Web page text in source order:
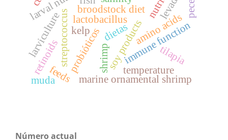
soy products
shrimp
amino acids
immune function
broodstock diet
marine ornamental shrimp
probióticos tilapia
streptococcus lactobacillus
larviculture
temperature
peces
feeds
dietas
muda
retinoids
kelp
Número actual